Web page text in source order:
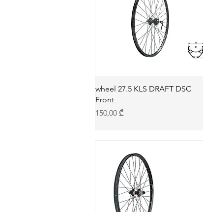
wheel 27.5 KLS DRAFT DSC
Front
Price
150,00 ₾